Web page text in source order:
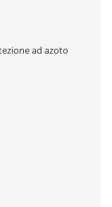
ad azoto